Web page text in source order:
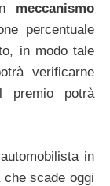
meccanismo
percentuale
in modo tale
verificarne
premio potrà
in
scade oggi